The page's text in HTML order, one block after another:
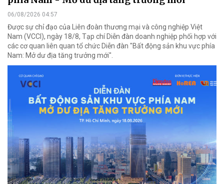
06/08/2026 04:57
Được sự chỉ đạo của Liên đoàn thương mại và công nghiệp Việt
Nam (VCCI), ngày 18/8, Tạp chí Diễn đàn doanh nghiệp phối hợp với
các cơ quan liên quan tổ chức Diễn đàn "Bất động sản khu vực phía
Nam: Mở dư địa tăng trưởng mới".